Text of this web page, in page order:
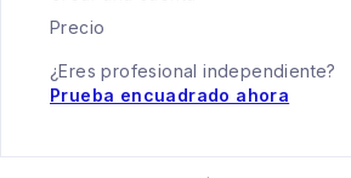
Precio
¿Eres profesional independiente?
Prueba encuadrado ahora